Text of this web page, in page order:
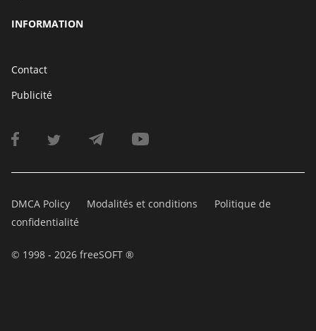
INFORMATION
Contact
Publicité
DMCA Policy Modalités et conditions
Politique de
confidentialité
© 1998 - 2026 freeSOFT ®